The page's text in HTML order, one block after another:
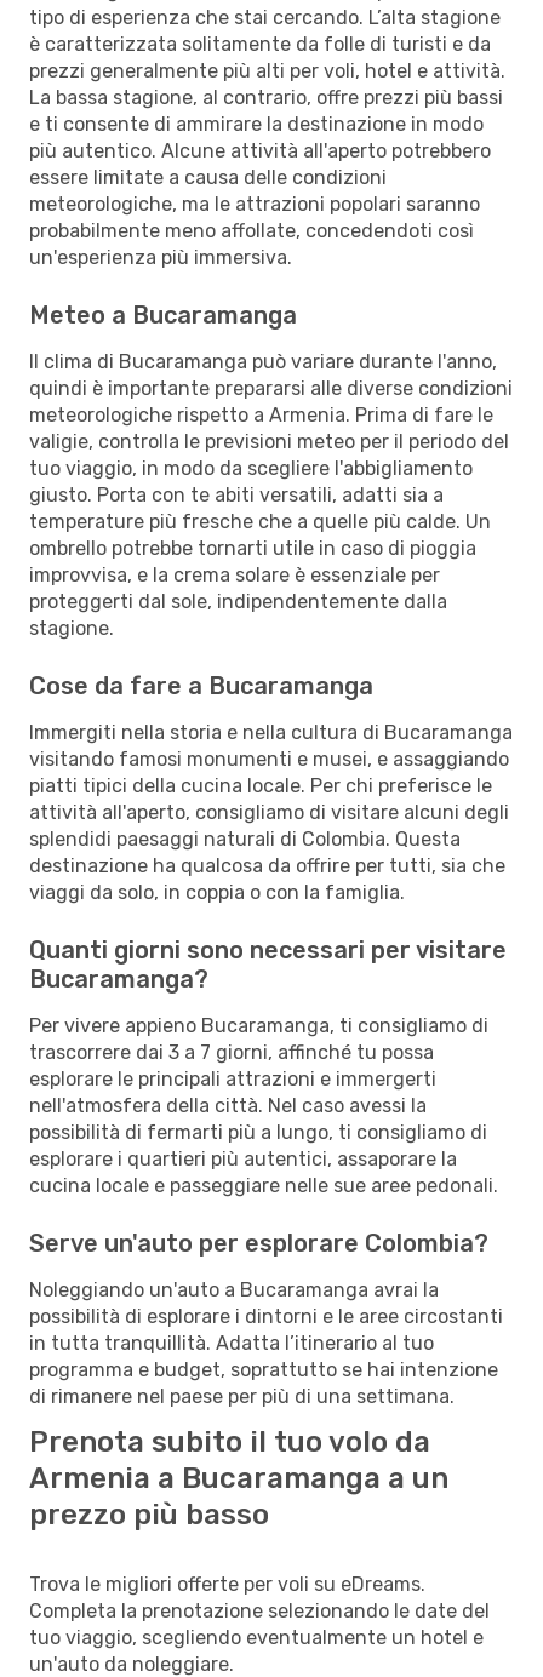
tipo di esperienza che stai cercando. L’alta stagione
è caratterizzata solitamente da folle di turisti e da
prezzi generalmente più alti per voli, hotel e attività.
La bassa stagione, al contrario, offre prezzi più bassi
e ti consente di ammirare la destinazione in modo
più autentico. Alcune attività all'aperto potrebbero
essere limitate a causa delle condizioni
meteorologiche, ma le attrazioni popolari saranno
probabilmente meno affollate, concedendoti così
un'esperienza più immersiva.
Meteo a Bucaramanga
Il clima di Bucaramanga può variare durante l'anno,
quindi è importante prepararsi alle diverse condizioni
meteorologiche rispetto a Armenia. Prima di fare le
valigie, controlla le previsioni meteo per il periodo del
tuo viaggio, in modo da scegliere l'abbigliamento
giusto. Porta con te abiti versatili, adatti sia a
temperature più fresche che a quelle più calde. Un
ombrello potrebbe tornarti utile in caso di pioggia
improvvisa, e la crema solare è essenziale per
proteggerti dal sole, indipendentemente dalla
stagione.
Cose da fare a Bucaramanga
Immergiti nella storia e nella cultura di Bucaramanga
visitando famosi monumenti e musei, e assaggiando
piatti tipici della cucina locale. Per chi preferisce le
attività all'aperto, consigliamo di visitare alcuni degli
splendidi paesaggi naturali di Colombia. Questa
destinazione ha qualcosa da offrire per tutti, sia che
viaggi da solo, in coppia o con la famiglia.
Quanti giorni sono necessari per visitare
Bucaramanga?
Per vivere appieno Bucaramanga, ti consigliamo di
trascorrere dai 3 a 7 giorni, affinché tu possa
esplorare le principali attrazioni e immergerti
nell'atmosfera della città. Nel caso avessi la
possibilità di fermarti più a lungo, ti consigliamo di
esplorare i quartieri più autentici, assaporare la
cucina locale e passeggiare nelle sue aree pedonali.
Serve un'auto per esplorare Colombia?
Noleggiando un'auto a Bucaramanga avrai la
possibilità di esplorare i dintorni e le aree circostanti
in tutta tranquillità. Adatta l’itinerario al tuo
programma e budget, soprattutto se hai intenzione
di rimanere nel paese per più di una settimana.
Prenota subito il tuo volo da
Armenia a Bucaramanga a un
prezzo più basso
Trova le migliori offerte per voli su eDreams.
Completa la prenotazione selezionando le date del
tuo viaggio, scegliendo eventualmente un hotel e
un'auto da noleggiare.